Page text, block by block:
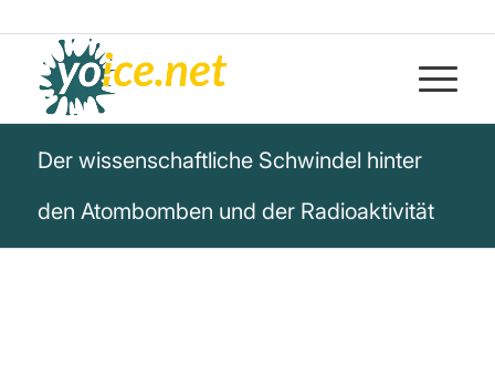
Der wissenschaftliche Schwindel hinter
den Atombomben und der Radioaktivität